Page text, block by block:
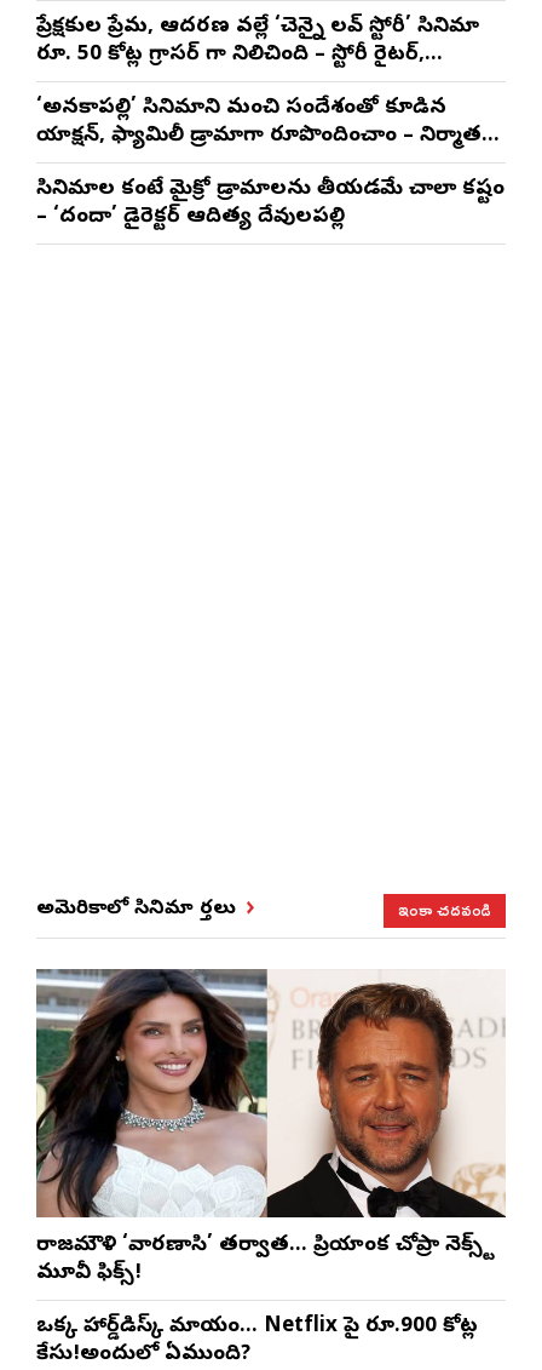
ప్రేక్షకుల ప్రేమ, ఆదరణ వల్లే ‘చెన్నై లవ్ స్టోరీ’ సినిమా
రూ. 50 కోట్ల గ్రాసర్ గా నిలిచింది – స్టోరీ రైటర్,
ప్రొడ్యూసర్ సాయి రాజేష్
‘అనకాపల్లి’ సినిమాని మంచి సందేశంతో కూడిన
యాక్షన్, ఫ్యామిలీ డ్రామాగా రూపొందించాం – నిర్మాతలు
త్రినాథరావు నక్కిన, కాండ్రేగుల నాయుడు
సినిమాల కంటే మైక్రో డ్రామాలను తీయడమే చాలా కష్టం
– ‘దందా’ డైరెక్ట‌ర్ ఆదిత్య దేవులపల్లి
అమెరికాలో సినిమా వార్తలు ఇంకా చదవండి
రాజమౌళి ‘వారణాసి’ తర్వాత… ప్రియాంక చోప్రా నెక్స్ట్
మూవీ ఫిక్స్!
ఒక్క హార్డ్‌డిస్క్ మాయం… Netflix పై రూ.900 కోట్ల
కేసు!అందులో ఏముంది?